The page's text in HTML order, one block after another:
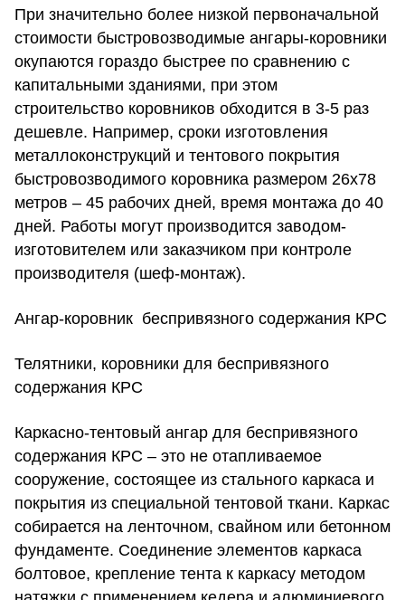
При значительно более низкой первоначальной
стоимости быстровозводимые ангары-коровники
окупаются гораздо быстрее по сравнению с
капитальными зданиями, при этом
строительство коровников обходится в 3-5 раз
дешевле. Например, сроки изготовления
металлоконструкций и тентового покрытия
быстровозводимого коровника размером 26х78
метров – 45 рабочих дней, время монтажа до 40
дней. Работы могут производится заводом-
изготовителем или заказчиком при контроле
производителя (шеф-монтаж).
Ангар-коровник беспривязного содержания КРС
Телятники, коровники для беспривязного
содержания КРС
Каркасно-тентовый ангар для беспривязного
содержания КРС – это не отапливаемое
сооружение, состоящее из стального каркаса и
покрытия из специальной тентовой ткани. Каркас
собирается на ленточном, свайном или бетонном
фундаменте. Соединение элементов каркаса
болтовое, крепление тента к каркасу методом